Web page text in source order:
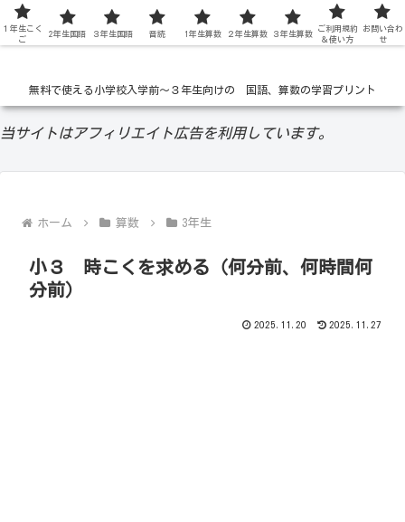
低学年の無料学習ドリル
無料で使える小学校入学前〜３年生向けの 国語、算数の学習プリント
当サイトはアフィリエイト広告を利用しています。
ホーム 算数 3年生
小３ 時こくを求める（何分前、何時間何
分前）
2025.11.20 2025.11.27
１年生こく
ご
2年生国語 ３年生国語 音読 1年生算数 ２年生算数 ３年生算数
ご利用規約
＆使い方
お問い合わ
せ